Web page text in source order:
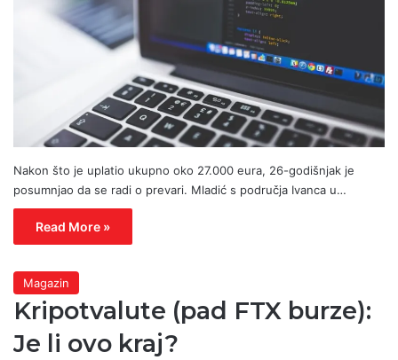
Nakon što je uplatio ukupno oko 27.000 eura, 26-godišnjak je
posumnjao da se radi o prevari. Mladić s područja Ivanca u…
Read More »
Magazin
Kripotvalute (pad FTX burze):
Je li ovo kraj?